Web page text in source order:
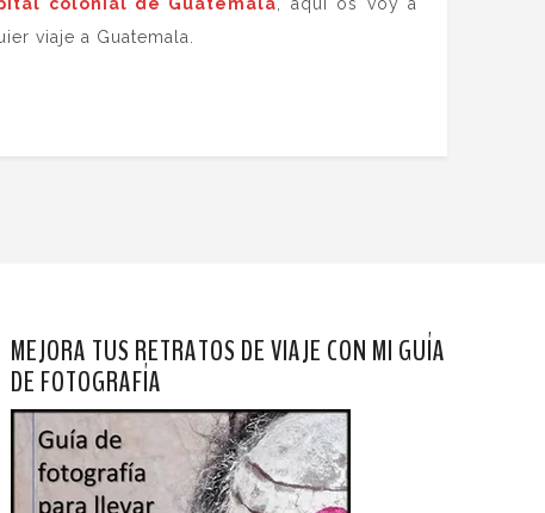
colonial de Guatemala, aquí os voy a
viaje a Guatemala.
MEJORA TUS RETRATOS DE VIAJE CON MI GUÍA
DE FOTOGRAFÍA